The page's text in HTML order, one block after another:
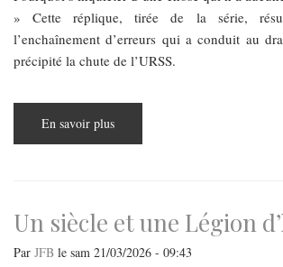
» Cette réplique, tirée de la série,
l’enchaînement d’erreurs qui a conduit au
précipité la chute de l’URSS.
En savoir plus
Parcours :
Un siècle et une Légion
Par JFB le sam 21/03/2026 - 09:43